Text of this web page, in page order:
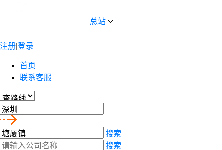
总站
注册 登录
首页
联系客服
搜索
搜索